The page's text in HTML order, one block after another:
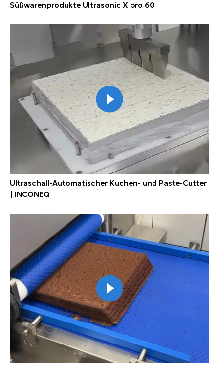
Süßwarenprodukte Ultrasonic X pro 60
Ultraschall-Automatischer Kuchen- und Paste-Cutter
| INCONEQ